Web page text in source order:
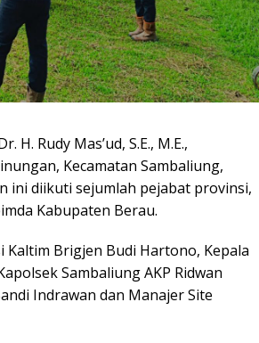
Rudy Mas’ud, S.E., M.E.,
Kecamatan Sambaliung,
ini diikuti sejumlah pejabat provinsi,
Kabupaten Berau.
Brigjen Budi Hartono, Kepala
Sambaliung AKP Ridwan
Indrawan dan Manajer Site